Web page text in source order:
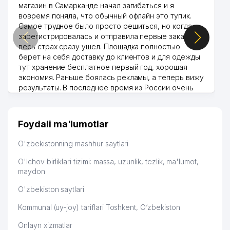
магазин в Самарканде начал загибаться и я
вовремя поняла, что обычный офлайн это тупик.
Самое трудное было просто решиться, но когда
зарегистрировалась и отправила первые заказы,
весь страх сразу ушел. Площадка полностью
берет на себя доставку до клиентов и для одежды
тут хранение бесплатное первый год, хорошая
экономия. Раньше боялась рекламы, а теперь вижу
результаты. В последнее время из России очень
дальше развиваюсь потихоньку😊
Hamida 03.08.2026 12:45:39
Foydali ma'lumotlar
O'zbekistonning mashhur saytlari
O'lchov birliklari tizimi: massa, uzunlik, tezlik, ma'lumot,
maydon
O'zbekiston saytlari
Kommunal (uy-joy) tariflari Toshkent, O‘zbekiston
Onlayn xizmatlar